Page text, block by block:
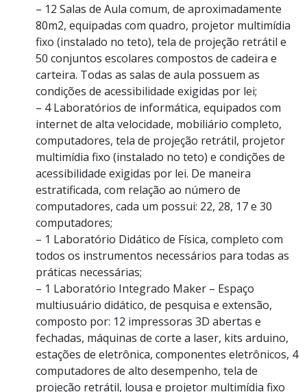
– 12 Salas de Aula comum, de aproximadamente
80m2, equipadas com quadro, projetor multimídia
fixo (instalado no teto), tela de projeção retrátil e
50 conjuntos escolares compostos de cadeira e
carteira. Todas as salas de aula possuem as
condições de acessibilidade exigidas por lei;
– 4 Laboratórios de informática, equipados com
internet de alta velocidade, mobiliário completo,
computadores, tela de projeção retrátil, projetor
multimídia fixo (instalado no teto) e condições de
acessibilidade exigidas por lei. De maneira
estratificada, com relação ao número de
computadores, cada um possui: 22, 28, 17 e 30
computadores;
– 1 Laboratório Didático de Física, completo com
todos os instrumentos necessários para todas as
práticas necessárias;
– 1 Laboratório Integrado Maker – Espaço
multiusuário didático, de pesquisa e extensão,
composto por: 12 impressoras 3D abertas e
fechadas, máquinas de corte a laser, kits arduino,
estações de eletrônica, componentes eletrônicos, 4
computadores de alto desempenho, tela de
projeção retrátil, lousa e projetor multimídia fixo